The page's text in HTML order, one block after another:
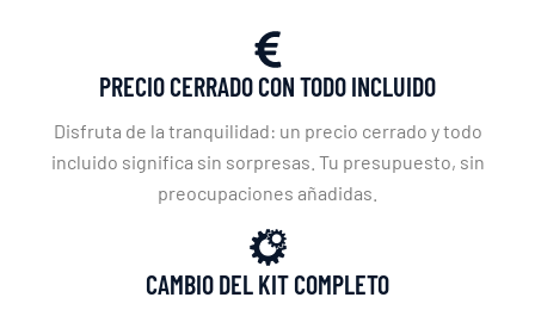
PRECIO CERRADO CON TODO INCLUIDO
Disfruta de la tranquilidad: un precio cerrado y todo
incluido significa sin sorpresas. Tu presupuesto, sin
preocupaciones añadidas.
CAMBIO DEL KIT COMPLETO